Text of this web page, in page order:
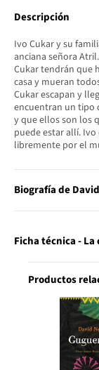
Descripción
Ivo Cukar y su
anciana señora
Cukar tendrán que
casa y mueran
Cukar escapan y
encuentran un tipo
y que ellos son los
puede estar allí.
libremente por el
Biografía de
Ficha técnica -
Productos